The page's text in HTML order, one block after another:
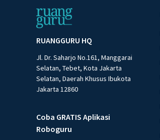
RUANGGURU HQ
Jl. Dr. Saharjo No.161, Manggarai
Selatan, Tebet, Kota Jakarta
Selatan, Daerah Khusus Ibukota
Jakarta 12860
Coba GRATIS Aplikasi
Roboguru